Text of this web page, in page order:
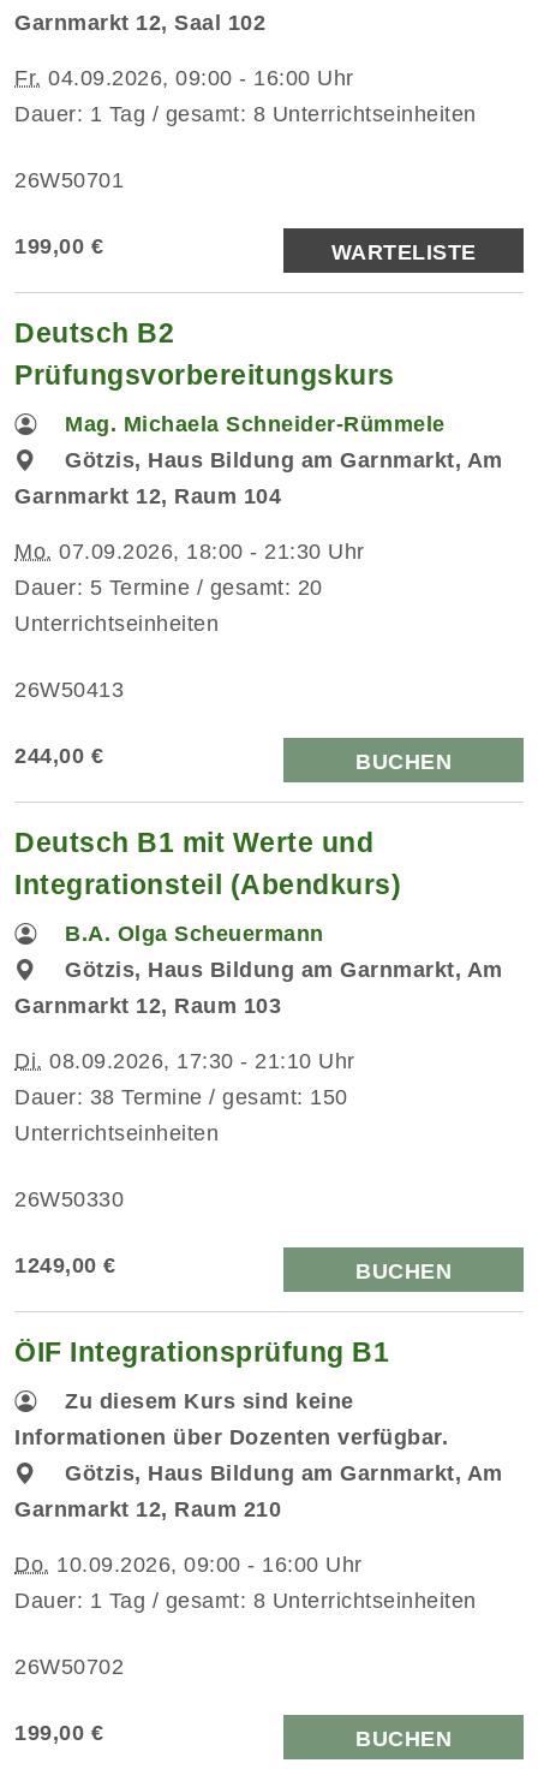
Garnmarkt 12, Saal 102
Fr. 04.09.2026, 09:00 - 16:00 Uhr
Dauer: 1 Tag / gesamt: 8 Unterrichtseinheiten
26W50701
199,00 € WARTELISTE
Deutsch B2
Prüfungsvorbereitungskurs
Mag. Michaela Schneider-Rümmele
Götzis, Haus Bildung am Garnmarkt, Am
Garnmarkt 12, Raum 104
Mo. 07.09.2026, 18:00 - 21:30 Uhr
Dauer: 5 Termine / gesamt: 20
Unterrichtseinheiten
26W50413
244,00 € BUCHEN
Deutsch B1 mit Werte und
Integrationsteil (Abendkurs)
B.A. Olga Scheuermann
Götzis, Haus Bildung am Garnmarkt, Am
Garnmarkt 12, Raum 103
Di. 08.09.2026, 17:30 - 21:10 Uhr
Dauer: 38 Termine / gesamt: 150
Unterrichtseinheiten
26W50330
1249,00 € BUCHEN
ÖIF Integrationsprüfung B1
Zu diesem Kurs sind keine
Informationen über Dozenten verfügbar.
Götzis, Haus Bildung am Garnmarkt, Am
Garnmarkt 12, Raum 210
Do. 10.09.2026, 09:00 - 16:00 Uhr
Dauer: 1 Tag / gesamt: 8 Unterrichtseinheiten
26W50702
199,00 € BUCHEN